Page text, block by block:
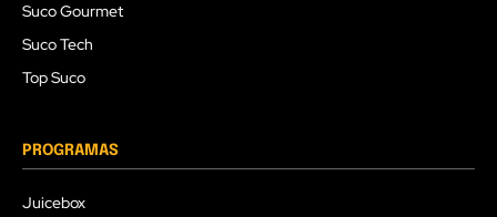
Suco Gourmet
Suco Tech
Top Suco
PROGRAMAS
Juicebox